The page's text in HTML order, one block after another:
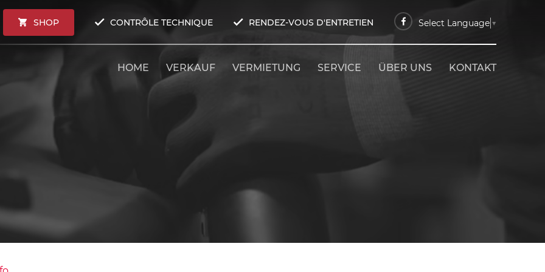
SHOP CONTRÔLE TECHNIQUE RENDEZ-VOUS D'ENTRETIEN Select Language ▼
HOME VERKAUF VERMIETUNG SERVICE ÜBER UNS KONTAKT